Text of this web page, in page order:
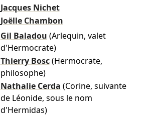
Jacques Nichet
Joëlle Chambon
Gil Baladou (Arlequin, valet
d'Hermocrate)
Thierry Bosc (Hermocrate,
philosophe)
Nathalie Cerda (Corine, suivante
de Léonide, sous le nom
d'Hermidas)